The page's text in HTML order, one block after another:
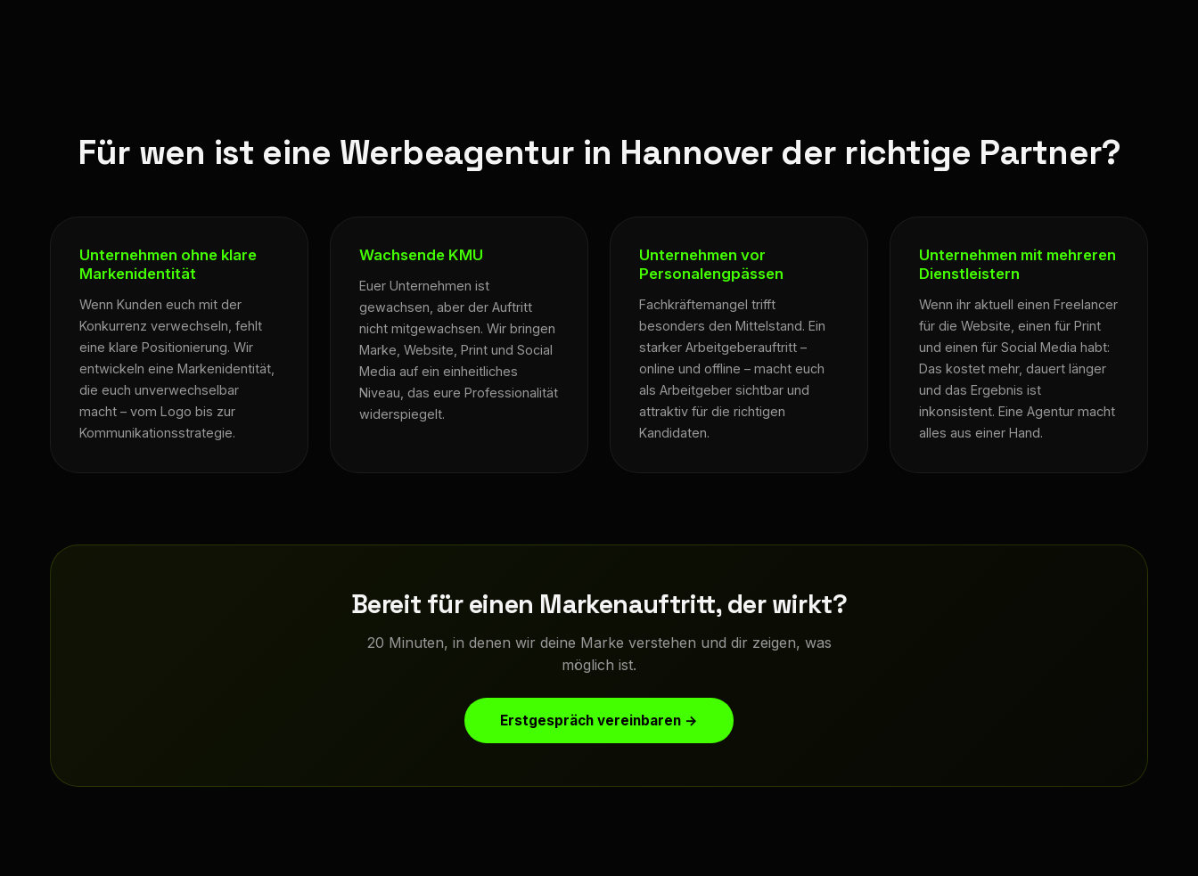
Für wen ist eine Werbeagentur in Hannover der richtige Partner?
Unternehmen ohne klare
Markenidentität
Wenn Kunden euch mit der
Konkurrenz verwechseln, fehlt
eine klare Positionierung. Wir
entwickeln eine Markenidentität,
die euch unverwechselbar
macht – vom Logo bis zur
Kommunikationsstrategie.
Wachsende KMU
Euer Unternehmen ist
gewachsen, aber der Auftritt
nicht mitgewachsen. Wir bringen
Marke, Website, Print und Social
Media auf ein einheitliches
Niveau, das eure Professionalität
widerspiegelt.
Unternehmen vor
Personalengpässen
Fachkräftemangel trifft
besonders den Mittelstand. Ein
starker Arbeitgeberauftritt –
online und offline – macht euch
als Arbeitgeber sichtbar und
attraktiv für die richtigen
Kandidaten.
Unternehmen mit mehreren
Dienstleistern
Wenn ihr aktuell einen Freelancer
für die Website, einen für Print
und einen für Social Media habt:
Das kostet mehr, dauert länger
und das Ergebnis ist
inkonsistent. Eine Agentur macht
alles aus einer Hand.
Bereit für einen Markenauftritt, der wirkt?
20 Minuten, in denen wir deine Marke verstehen und dir zeigen, was
möglich ist.
Erstgespräch vereinbaren →